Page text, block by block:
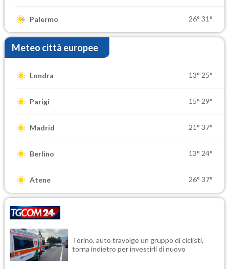
Palermo 26° 31°
Meteo città europee
Londra 13° 25°
Parigi 15° 29°
Madrid 21° 37°
Berlino 13° 24°
Atene 26° 37°
Torino, auto travolge un gruppo di ciclisti,
torna indietro per investirli di nuovo